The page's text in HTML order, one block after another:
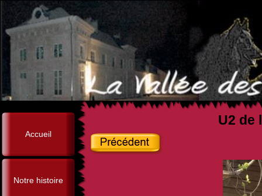
Accueil
Notre histoire
U2 de